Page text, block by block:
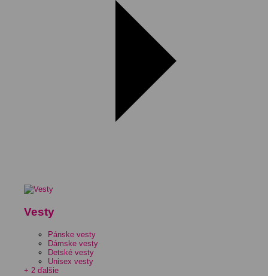
Vesty
Pánske vesty
Dámske vesty
Detské vesty
Unisex vesty
+ 2 ďalšie